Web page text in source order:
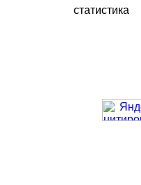
статистика